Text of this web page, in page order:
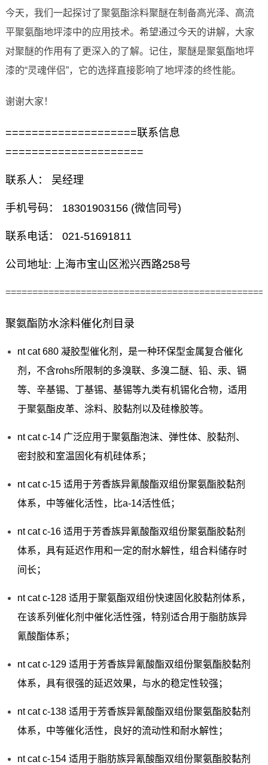
今天，我们一起探讨了聚氨酯涂料聚醚在制备高光泽、高流
平聚氨酯地坪漆中的应用技术。希望通过今天的讲解，大家
对聚醚的作用有了更深入的了解。记住，聚醚是聚氨酯地坪
漆的“灵魂伴侣”，它的选择直接影响了地坪漆的终性能。
谢谢大家！
====================联系信息
=====================
联系人： 吴经理
手机号码： 18301903156 (微信同号)
联系电话： 021-51691811
公司地址: 上海市宝山区淞兴西路258号
聚氨酯防水涂料催化剂目录
nt cat 680 凝胶型催化剂，是一种环保型金属复合催化
剂，不含rohs所限制的多溴联、多溴二醚、铅、汞、镉
等、辛基锡、丁基锡、基锡等九类有机锡化合物，适用
于聚氨酯皮革、涂料、胶黏剂以及硅橡胶等。
nt cat c-14 广泛应用于聚氨酯泡沫、弹性体、胶黏剂、
密封胶和室温固化有机硅体系；
nt cat c-15 适用于芳香族异氰酸酯双组份聚氨酯胶黏剂
体系，中等催化活性，比a-14活性低；
nt cat c-16 适用于芳香族异氰酸酯双组份聚氨酯胶黏剂
体系，具有延迟作用和一定的耐水解性，组合料储存时
间长；
nt cat c-128 适用于聚氨酯双组份快速固化胶黏剂体系，
在该系列催化剂中催化活性强，特别适合用于脂肪族异
氰酸酯体系；
nt cat c-129 适用于芳香族异氰酸酯双组份聚氨酯胶黏剂
体系，具有很强的延迟效果，与水的稳定性较强；
nt cat c-138 适用于芳香族异氰酸酯双组份聚氨酯胶黏剂
体系，中等催化活性，良好的流动性和耐水解性；
nt cat c-154 适用于脂肪族异氰酸酯双组份聚氨酯胶黏剂